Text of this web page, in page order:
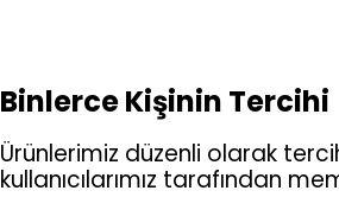
Binlerce Kişinin Tercihi
Ürünlerimiz düzenli olarak
kullanıcılarımız tarafından